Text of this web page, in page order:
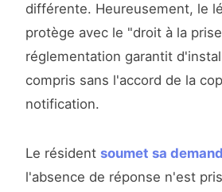
différente. Heureusement, le
protège avec le "droit à la
réglementation garantit
compris sans l'accord de la
notification.
Le résident soumet sa
l'absence de réponse n'est